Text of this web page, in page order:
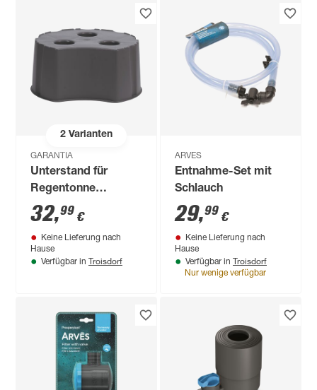
2Varianten
GARANTIA
Unterstand für
Regentonne
'Lanzarote' graphite
grey 53 x 33 cm
32,99 €
Keine Lieferung nach
Hause
Verfügbar in Troisdorf
ARVES
Entnahme-Set mit
Schlauch
29,99 €
Keine Lieferung nach
Hause
Verfügbar in Troisdorf
Nur wenige verfügbar